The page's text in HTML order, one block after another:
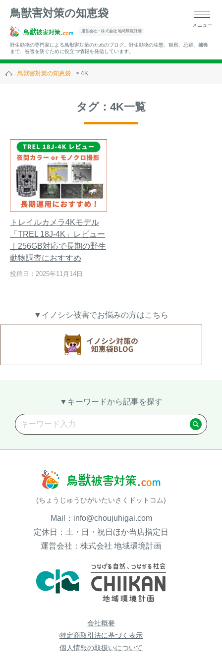
鳥獣害対策の知恵袋
運営会社：株式会社 地域環境計画
野生動物の専門家による鳥獣害対策のためのブログ。野生動物の生態、観察、忌避、捕獲
まで、被害を防ぐために役立つ情報を発信しています。
メニュー
▼キーワードから記事を探す
熊出没地域の対策法！安全な
メルマガ登録
お問い合わせ
ショップ
鳥獣害対策の知恵袋 4K
タグ：4K一覧
トレイルカメラ4Kモデル
「TREL 18J-4K」レビュー
｜256GB対応で長期の野生
動物調査におすすめ
投稿日：2025年11月14日
▼イノシシ被害でお悩みの方はこちら
▼キーワードから記事を探す
(ちょうじゅうひがいたいさくドットコム)
Mail：info@choujuhigai.com
定休日：土・日・祝日ほか当店指定日
運営会社：株式会社 地域環境計画
会社概要
特定商取引法に基づく表示
個人情報の取扱いについて